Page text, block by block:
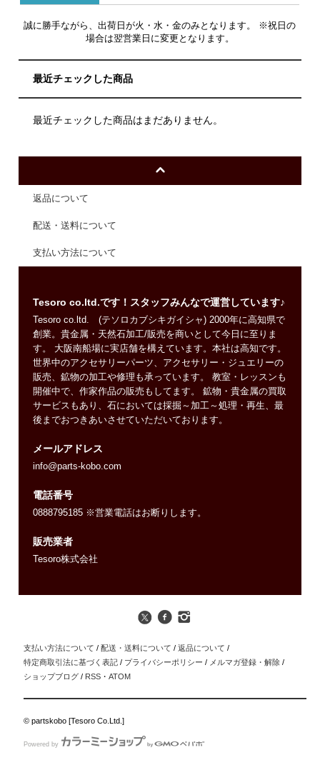
誠に勝手ながら、出荷日が火・水・金のみとなります。 ※祝日の
場合は翌営業日に変更となります。
最近チェックした商品
最近チェックした商品はまだありません。
返品について
配送・送料について
支払い方法について
Tesoro co.ltd.です！スタッフみんなで運営しています♪
Tesoro co.ltd. (テソロカブシキガイシャ) 2000年に高知県で
創業。貴金属・天然石加工/販売を商いとして今日に至りま
す。 大阪南船場に実店舗を構えています。本社は高知です。
世界中のアクセサリーパーツ、アクセサリー・ジュエリーの
販売、鉱物の加工や修理も承っています。 教室・レッスンも
開催中で、作家作品の販売もしてます。 鉱物・貴金属の買取
サービスもあり、石においては採掘～加工～処理・再生、最
後までおつきあいさせていただいております。
メールアドレス
info@parts-kobo.com
電話番号
0888795185 ※営業電話はお断りします。
販売業者
Tesoro株式会社
支払い方法について / 配送・送料について / 返品について /
特定商取引法に基づく表記 / プライバシーポリシー / メルマガ登録・解除 /
ショップブログ / RSS ・ATOM
© partskobo [Tesoro Co.Ltd.]
Powered by